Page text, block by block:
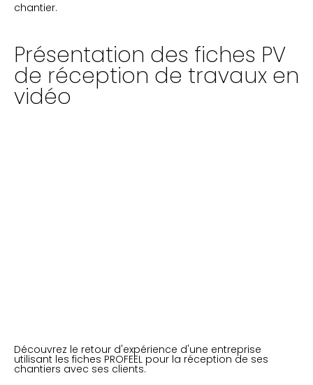
chantier.
Présentation des fiches PV
de réception de travaux en
vidéo
Découvrez le retour d'expérience d'une entreprise
utilisant les fiches PROFEEL pour la réception de ses
chantiers avec ses clients.